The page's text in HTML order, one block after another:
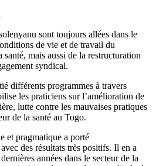
sont toujours allées dans le
de vie et de travail du
mais aussi de la restructuration
syndical.
différents programmes à travers
les praticiens sur l’amélioration de
lutte contre les mauvaises pratiques
de la santé au Togo.
et pragmatique a porté
avec des résultats très positifs. Il en a
années dans le secteur de la